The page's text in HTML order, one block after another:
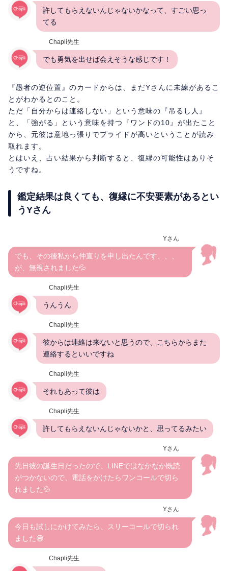
許してもらえないんじゃないかなって、すごい思っ
てる
Chapli先生
でも勇気を出せば会えそうな感じです！
『愚者の逆位置』のカードからは、まだYさんに未練があるこ
とがわかるとのこと。
ただ「自分からは連絡しない」という意味の『吊るし人』
と、「強がる」という意味を持つ『ワンドの10』が出たこと
から、元彼は意地っ張りでプライドが高いということが読み
取れます。
とはいえ、占い結果から判断すると、復縁の可能性はありそ
うですね。
鑑定結果は良くても、復縁に不安要素があるとい
うYさん
Yさん
でも、その後私から仲直りを申し出たんです、、、
が、無視されました💦
Chapli先生
うんうん
Chapli先生
彼からは連絡は来ないと思うので、こちらからまた
連絡するといいですね
Chapli先生
それもあって彼は
Chapli先生
許してもらえないんじゃないかと、思ってるみたい
Yさん
先日彼の誕生日だったので、LINEではなかなか既読
がつかないので、電話をかけたらワンコールで切ら
れました💦
Yさん
今日も試しにかけてみたら、スリーコールで切られ
ました😅
Chapli先生